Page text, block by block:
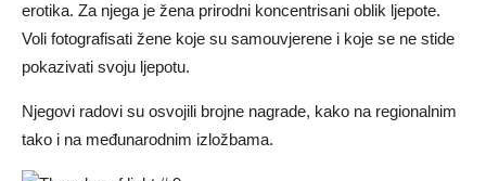
erotika. Za njega je žena prirodni koncentrisani oblik ljepote.
Voli fotografisati žene koje su samouvjerene i koje se ne stide
pokazivati svoju ljepotu.
Njegovi radovi su osvojili brojne nagrade, kako na regionalnim
tako i na međunarodnim izložbama.